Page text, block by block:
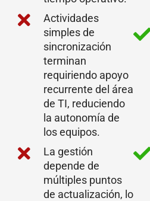
Actividades
simples de
sincronización
terminan
requiriendo apoyo
recurrente del área
de TI, reduciendo
la autonomía de
los equipos.
La gestión
depende de
múltiples puntos
de actualización, lo